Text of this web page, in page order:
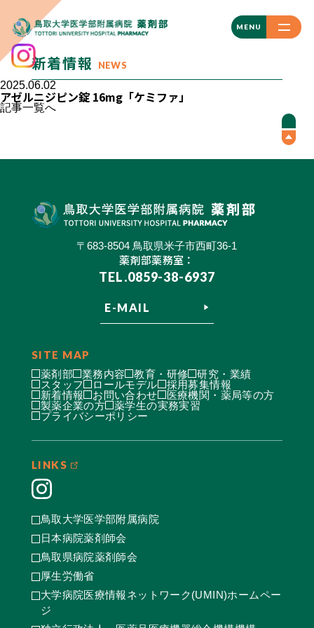
MENU
CLOSE
新着情報 NEWS
2025.06.02
アゼルニジピン錠 16mg「ケミファ」
記事一覧へ
〒683-8504 鳥取県米子市西町36-1
薬剤部薬務室：
TEL.0859-38-6937
E-MAIL
SITE MAP
薬剤部 業務内容 教育・研修
研究・業績
スタッフ
ロールモデル
採用募集情報
新着情報
お問い合わせ
医療機関・薬局等の方
製薬企業の方
薬学生の実務実習
プライバシーポリシー
LINKS
鳥取大学医学部附属病院
日本病院薬剤師会
鳥取県病院薬剤師会
厚生労働省
大学病院医療情報ネットワーク(UMIN)ホームペー
ジ